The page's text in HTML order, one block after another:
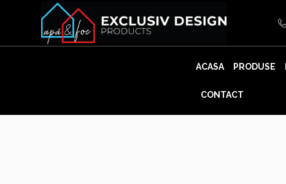
content
ACASA PRODUSE
CONTACT